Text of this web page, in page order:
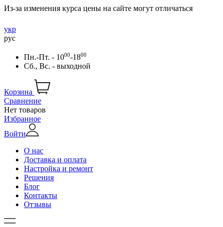
Из-за изменения курса цены на сайте могут отличаться
укр
рус
Пн.-Пт. - 1000-1800
Сб., Вс. - выходной
Корзина
Сравнение
Нет товаров
Избранное
Войти
О нас
Доставка и оплата
Настройка и ремонт
Решения
Блог
Контакты
Отзывы